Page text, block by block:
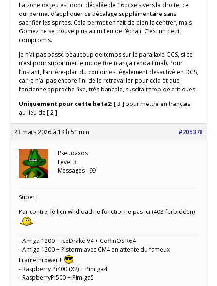
La zone de jeu est donc décalée de 16 pixels vers la droite, ce
qui permet d’appliquer ce décalage supplémentaire sans
sacrifier les sprites. Cela permet en fait de bien la centrer, mais
Gomez ne se trouve plus au milieu de l’écran. C’est un petit
compromis.
Je n’ai pas passé beaucoup de temps sur le parallaxe OCS, si ce
n’est pour supprimer le mode fixe (car ça rendait mal). Pour
l’instant, l’arrière-plan du couloir est également désactivé en OCS,
car je n’ai pas encore fini de le retravailler pour cela et que
l’ancienne approche fixe, très bancale, suscitait trop de critiques.
Uniquement pour cette beta2: [ 3 ] pour mettre en français
au lieu de [ 2 ]
23 mars 2026 à 18 h 51 min #205378
Pseudaxos
Level 3
Messages : 99
Super !
Par contre, le lien whdload ne fonctionne pas ici (403 forbidden)
- Amiga 1200 + IceDrake V4 + CoffinOS R64
- Amiga 1200 + Pistorm avec CM4 en attente du fameux
Framethrower !!
- Raspberry Pi400 (X2) + Pimiga4
- RaspberryPi500 + Pimiga5